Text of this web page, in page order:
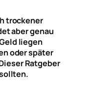
trockener
aber genau
liegen
oder später
Ratgeber